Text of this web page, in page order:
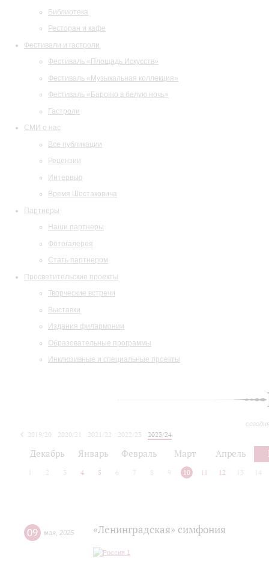
Библиотека
Ресторан и кафе
Фестивали и гастроли
Фестиваль «Площадь Искусств»
Фестиваль «Музыкальная коллекция»
Фестиваль «Барокко в белую ночь»
Гастроли
СМИ о нас
Все публикации
Рецензии
Интервью
Время Шостаковича
Партнеры
Наши партнеры
Фотогалерея
Стать партнером
Просветительские проекты
Творческие встречи
Выставки
Издания филармонии
Образовательные программы
Инклюзивные и специальные проекты
2019/20 2020/21 2021/22 2022/23
2023/24
Декабрь Январь Февраль Март Апрель
2 3 4 5 6 7 8 9 10 11 12 13 14
09 мая 2025 «Ленинградская» симфония